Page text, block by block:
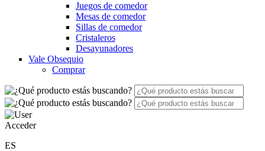
Juegos de comedor
Mesas de comedor
Sillas de comedor
Cristaleros
Desayunadores
Vale Obsequio
Comprar
Acceder
ES